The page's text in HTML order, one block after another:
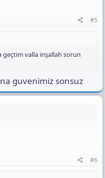
#5
geçtim valla inşallah sorun
guvenimiz sonsuz
#6